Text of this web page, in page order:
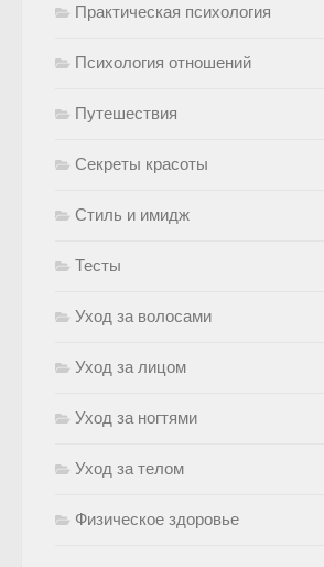
Практическая психология
Психология отношений
Путешествия
Секреты красоты
Стиль и имидж
Тесты
Уход за волосами
Уход за лицом
Уход за ногтями
Уход за телом
Физическое здоровье